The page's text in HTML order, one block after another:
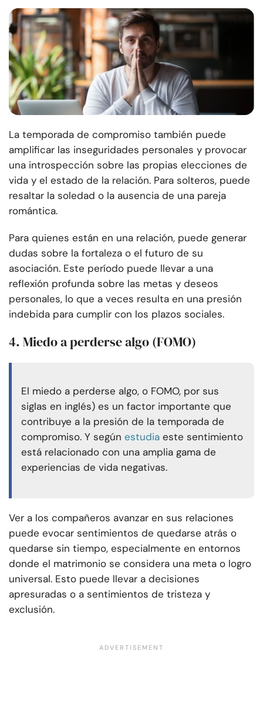
La temporada de compromiso también puede
amplificar las inseguridades personales y provocar
una introspección sobre las propias elecciones de
vida y el estado de la relación. Para solteros, puede
resaltar la soledad o la ausencia de una pareja
romántica.
Para quienes están en una relación, puede generar
dudas sobre la fortaleza o el futuro de su
asociación. Este período puede llevar a una
reflexión profunda sobre las metas y deseos
personales, lo que a veces resulta en una presión
indebida para cumplir con los plazos sociales.
4. Miedo a perderse algo (FOMO)
El miedo a perderse algo, o FOMO, por sus
siglas en inglés) es un factor importante que
contribuye a la presión de la temporada de
compromiso. Y según estudia este sentimiento
está relacionado con una amplia gama de
experiencias de vida negativas.
Ver a los compañeros avanzar en sus relaciones
puede evocar sentimientos de quedarse atrás o
quedarse sin tiempo, especialmente en entornos
donde el matrimonio se considera una meta o logro
universal. Esto puede llevar a decisiones
apresuradas o a sentimientos de tristeza y
exclusión.